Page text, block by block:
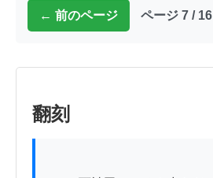
← 前のページ ページ 7 / 16
翻刻